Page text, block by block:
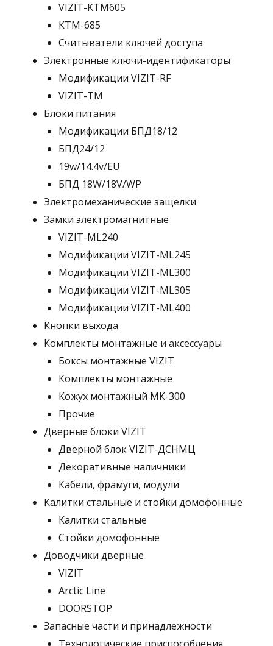
VIZIT-KTM605
КТМ-685
Считыватели ключей доступа
Электронные ключи-идентификаторы
Модификации VIZIT-RF
VIZIT-TM
Блоки питания
Модификации БПД18/12
БПД24/12
19w/14.4v/EU
БПД 18W/18V/WP
Электромеханические защелки
Замки электромагнитные
VIZIT-ML240
Модификации VIZIT-ML245
Модификации VIZIT-ML300
Модификации VIZIT-ML305
Модификации VIZIT-ML400
Кнопки выхода
Комплекты монтажные и аксессуары
Боксы монтажные VIZIT
Комплекты монтажные
Кожух монтажный МК-300
Прочие
Дверные блоки VIZIT
Дверной блок VIZIT-ДСНМЦ
Декоративные наличники
Кабели, фрамуги, модули
Калитки стальные и стойки домофонные
Калитки стальные
Стойки домофонные
Доводчики дверные
VIZIT
Arctic Line
DOORSTOP
Запасные части и принадлежности